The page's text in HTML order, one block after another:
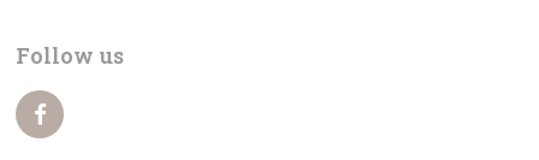
Follow us